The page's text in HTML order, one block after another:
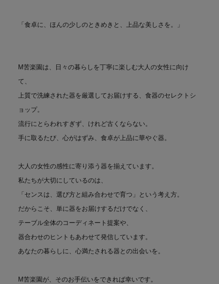
「食卓に、ほんの少しのときめきと、上品な美しさを。」
M苦楽園は、日々の暮らしを丁寧に楽しむ大人の女性に向け
て、
上質で洗練された器を厳選してお届けする、食器のセレクトシ
ョップ。
流行にとらわれすぎず、けれど古くならない。
手に取るたび、心がはずみ、食卓が上品に華やぐ器。
大人の女性の感性に寄り添う器を揃えています。
私たちが大切にしているのは、
「センスは、選び方と組み合わせで育つ」という考え方。
だからこそ、単に器をお届けするだけでなく、
テーブル全体のコーディネート提案や、
器合わせのヒントもあわせて発信しています。
あなたの暮らしに、心満たされる器との出会いを。
M苦楽園が、そのお手伝いをできれば幸いです。